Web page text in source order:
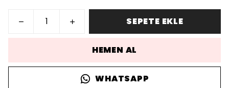
SEPETE EKLE
HEMEN AL
WHATSAPP